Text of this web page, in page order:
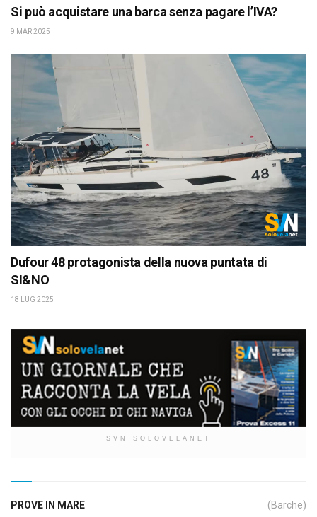
Si può acquistare una barca senza pagare l’IVA?
9 MAR 2025
Dufour 48 protagonista della nuova puntata di
SI&NO
18 LUG 2025
SVN SOLOVELANET
PROVE IN MARE (Barche)